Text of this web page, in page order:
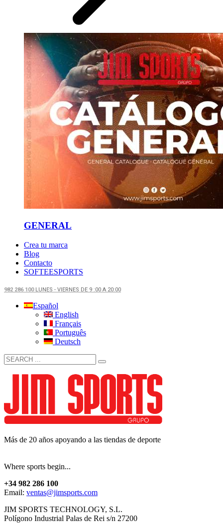
GENERAL
Crea tu marca
Blog
Contacto
SOFTEESPORTS
982 286 100LUNES - VIERNES DE 9 :00 A 20:00
Español
English
Français
Português
Deutsch
Más de 20 años apoyando a las tiendas de deporte
Where sports begin...
+34 982 286 100
Email: ventas@jimsports.com
JIM SPORTS TECHNOLOGY, S.L.
Polígono Industrial Palas de Rei s/n 27200